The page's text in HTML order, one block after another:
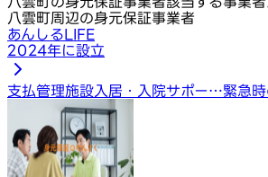
八雲町周辺の身元保証事業者
あんしるLIFE
2024年に設立
支払管理施設入居・入院サポー…緊急